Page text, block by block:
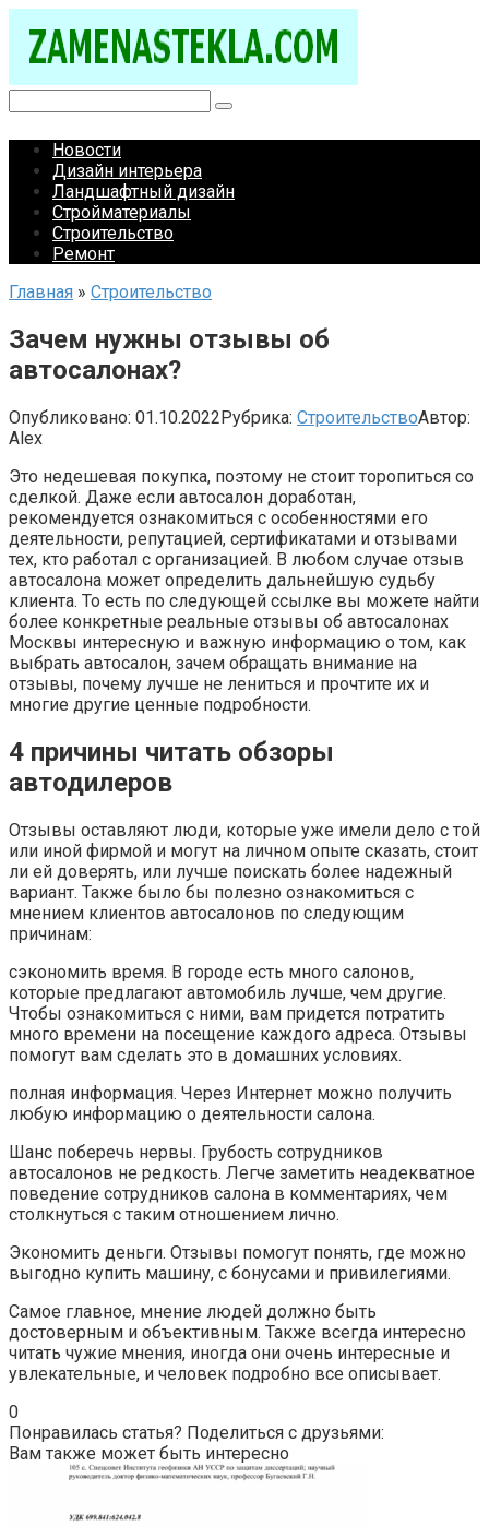
контенту
Новости
Дизайн интерьера
Ландшафтный дизайн
Стройматериалы
Строительство
Ремонт
Главная » Строительство
Зачем нужны отзывы об
автосалонах?
Опубликовано: 01.10.2022Рубрика: СтроительствоАвтор:
Alex
Это недешевая покупка, поэтому не стоит торопиться со
сделкой. Даже если автосалон доработан,
рекомендуется ознакомиться с особенностями его
деятельности, репутацией, сертификатами и отзывами
тех, кто работал с организацией. В любом случае отзыв
автосалона может определить дальнейшую судьбу
клиента. То есть по следующей ссылке вы можете найти
более конкретные реальные отзывы об автосалонах
Москвы интересную и важную информацию о том, как
выбрать автосалон, зачем обращать внимание на
отзывы, почему лучше не лениться и прочтите их и
многие другие ценные подробности.
4 причины читать обзоры
автодилеров
Отзывы оставляют люди, которые уже имели дело с той
или иной фирмой и могут на личном опыте сказать, стоит
ли ей доверять, или лучше поискать более надежный
вариант. Также было бы полезно ознакомиться с
мнением клиентов автосалонов по следующим
причинам:
сэкономить время. В городе есть много салонов,
которые предлагают автомобиль лучше, чем другие.
Чтобы ознакомиться с ними, вам придется потратить
много времени на посещение каждого адреса. Отзывы
помогут вам сделать это в домашних условиях.
полная информация. Через Интернет можно получить
любую информацию о деятельности салона.
Шанс поберечь нервы. Грубость сотрудников
автосалонов не редкость. Легче заметить неадекватное
поведение сотрудников салона в комментариях, чем
столкнуться с таким отношением лично.
Экономить деньги. Отзывы помогут понять, где можно
выгодно купить машину, с бонусами и привилегиями.
Самое главное, мнение людей должно быть
достоверным и объективным. Также всегда интересно
читать чужие мнения, иногда они очень интересные и
увлекательные, и человек подробно все описывает.
0
Понравилась статья? Поделиться с друзьями:
Вам также может быть интересно